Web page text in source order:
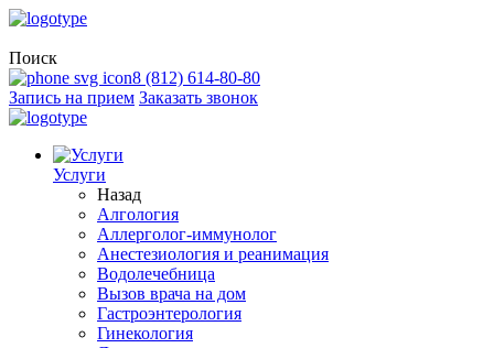
Поиск
8 (812) 614-80-80
Запись на прием Заказать звонок
Услуги
Назад
Алгология
Аллерголог-иммунолог
Анестезиология и реанимация
Водолечебница
Вызов врача на дом
Гастроэнтерология
Гинекология